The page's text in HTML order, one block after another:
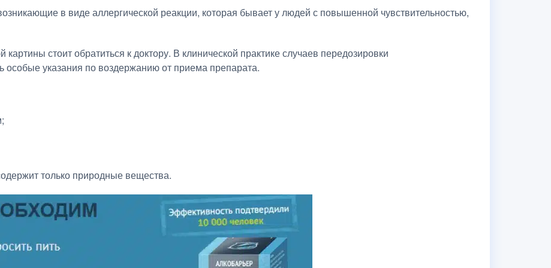
в виде аллергической реакции, которая бывает у людей с повышенной чувствительностью,
стоит обратиться к доктору. В клинической практике случаев передозировки
особые указания по воздержанию от приема препарата.
только природные вещества.